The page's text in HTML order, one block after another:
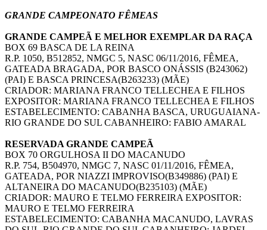
GRANDE CAMPEONATO FÊMEAS
GRANDE CAMPEÃ E MELHOR EXEMPLAR DA RAÇA
BOX 69 BASCA DE LA REINA
R.P. 1050, B512852, NMGC 5, NASC 06/11/2016, FÊMEA,
GATEADA BRAGADA, POR BASCO ONÁSSIS (B243062)
(PAI) E BASCA PRINCESA(B263233) (MÃE)
CRIADOR: MARIANA FRANCO TELLECHEA E FILHOS
EXPOSITOR: MARIANA FRANCO TELLECHEA E FILHOS
ESTABELECIMENTO: CABANHA BASCA, URUGUAIANA-
RIO GRANDE DO SUL CABANHEIRO: FABIO AMARAL
RESERVADA GRANDE CAMPEÃ
BOX 70 ORGULHOSA II DO MACANUDO
R.P. 754, B504970, NMGC 7, NASC 01/11/2016, FÊMEA,
GATEADA, POR NIAZZI IMPROVISO(B349886) (PAI) E
ALTANEIRA DO MACANUDO(B235103) (MÃE)
CRIADOR: MAURO E TELMO FERREIRA EXPOSITOR:
MAURO E TELMO FERREIRA
ESTABELECIMENTO: CABANHA MACANUDO, LAVRAS